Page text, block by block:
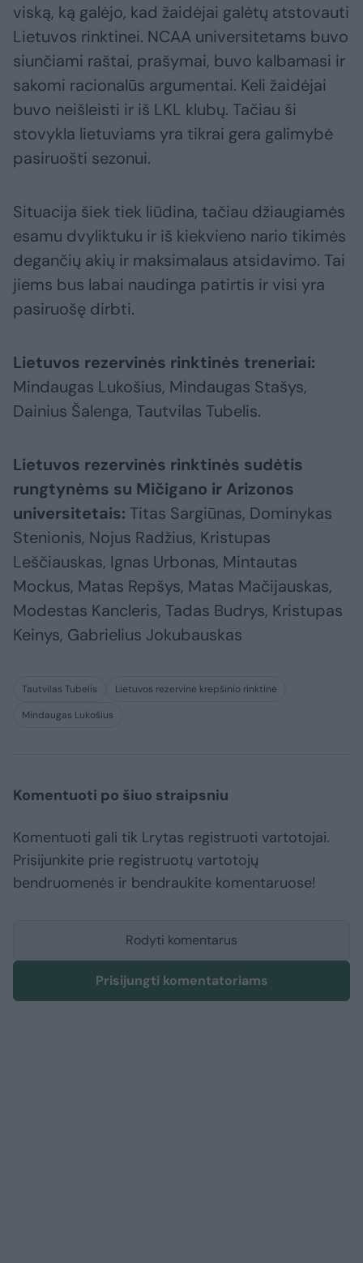
viską, ką galėjo, kad žaidėjai galėtų atstovauti
Lietuvos rinktinei. NCAA universitetams buvo
siunčiami raštai, prašymai, buvo kalbamasi ir
sakomi racionalūs argumentai. Keli žaidėjai
buvo neišleisti ir iš LKL klubų. Tačiau ši
stovykla lietuviams yra tikrai gera galimybė
pasiruošti sezonui.
Situacija šiek tiek liūdina, tačiau džiaugiamės
esamu dvyliktuku ir iš kiekvieno nario tikimės
degančių akių ir maksimalaus atsidavimo. Tai
jiems bus labai naudinga patirtis ir visi yra
pasiruošę dirbti.
Lietuvos rezervinės rinktinės treneriai:
Mindaugas Lukošius, Mindaugas Stašys,
Dainius Šalenga, Tautvilas Tubelis.
Lietuvos rezervinės rinktinės sudėtis
rungtynėms su Mičigano ir Arizonos
universitetais: Titas Sargiūnas, Dominykas
Stenionis, Nojus Radžius, Kristupas
Leščiauskas, Ignas Urbonas, Mintautas
Mockus, Matas Repšys, Matas Mačijauskas,
Modestas Kancleris, Tadas Budrys, Kristupas
Keinys, Gabrielius Jokubauskas
Tautvilas Tubelis
Lietuvos rezervinė krepšinio rinktinė
Mindaugas Lukošius
Komentuoti po šiuo straipsniu
Komentuoti gali tik Lrytas registruoti vartotojai.
Prisijunkite prie registruotų vartotojų
bendruomenės ir bendraukite komentaruose!
Rodyti komentarus
Prisijungti komentatoriams